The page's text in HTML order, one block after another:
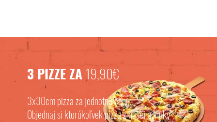
3 PIZZE ZA 19,90€
3x30cm pizza za jednotnú cenu.
Objednaj si ktorúkoľvek pizzu z našej ponuky